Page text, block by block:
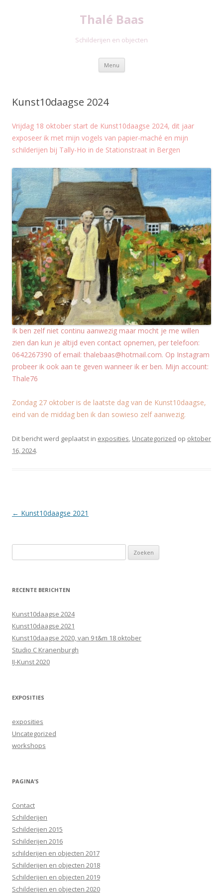
Thalé Baas
Schilderijen en objecten
Menu Spring
inhoud
Kunst10daagse 2024
Vrijdag 18 oktober start de Kunst10daagse 2024, dit jaar
exposeer ik met mijn vogels van papier-maché en mijn
schilderijen bij Tally-Ho in de Stationstraat in Bergen
Ik ben zelf niet continu aanwezig maar mocht je me willen
zien dan kun je altijd even contact opnemen, per telefoon:
0642267390 of email: thalebaas@hotmail.com. Op Instagram
probeer ik ook aan te geven wanneer ik er ben. Mijn account:
Thale76
Zondag 27 oktober is de laatste dag van de Kunst10daagse,
eind van de middag ben ik dan sowieso zelf aanwezig.
Dit bericht werd geplaatst in exposities, Uncategorized op oktober
16, 2024.
Berichtnavigatie
← Kunst10daagse 2021
naar:
RECENTE BERICHTEN
Kunst10daagse 2024
Kunst10daagse 2021
Kunst10daagse 2020, van 9 t&m 18 oktober
Studio C Kranenburgh
IJ-Kunst 2020
EXPOSITIES
exposities
Uncategorized
workshops
PAGINA’S
Contact
Schilderijen
Schilderijen 2015
Schilderijen 2016
schilderijen en objecten 2017
Schilderijen en objecten 2018
Schilderijen en objecten 2019
Schilderijen en objecten 2020